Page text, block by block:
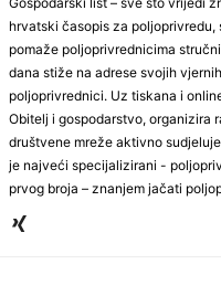
hrvatski časopis za
pomaže poljoprivrednicima
dana stiže na adrese svojih
poljoprivrednici. Uz tiskana i
Obitelj i gospodarstvo, organizira
društvene mreže aktivno
je najveći specijalizirani -
prvog broja – znanjem jačati